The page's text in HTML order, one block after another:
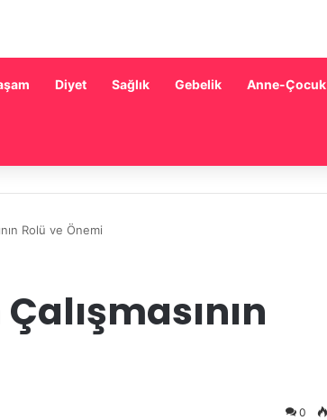
Diyet Sağlık Gebelik Anne-Çocuk
Rolü ve Önemi
0